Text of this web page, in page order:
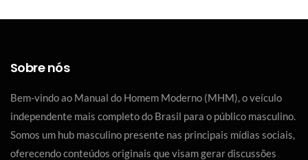
Sobre nós
Bem-vindo ao Manual do Homem Moderno (MHM), o veículo
independente mais completo do Brasil para o público masculino.
Somos um hub masculino presente nas principais mídias sociais,
oferecendo conteúdos originais que visam gerar discussões